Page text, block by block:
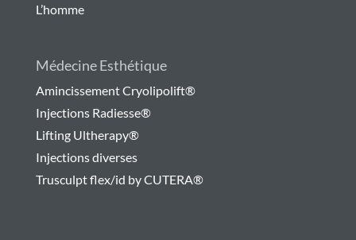
L’homme
Médecine Esthétique
Amincissement Cryolipolift®
Injections Radiesse®
Lifting Ultherapy®
Injections diverses
Trusculpt flex/id by CUTERA®